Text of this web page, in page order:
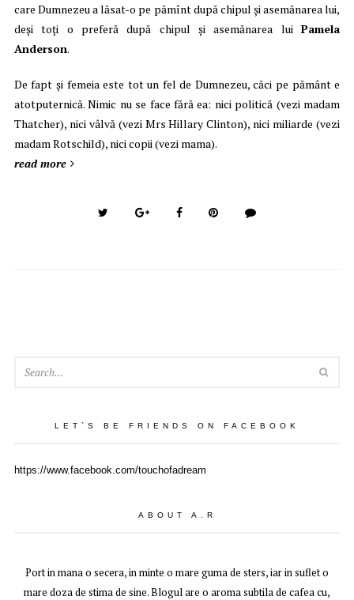
care Dumnezeu a lăsat-o pe pămînt după chipul şi asemănarea lui,
deşi toţi o preferă după chipul şi asemănarea luiPamela
Anderson.
De fapt şi femeia este tot un fel de Dumnezeu, căci pe pământ e
atotputernică. Nimic nu se face fără ea: nici politică (vezi madam
Thatcher), nici vâlvă (vezi Mrs Hillary Clinton), nici miliarde (vezi
madam Rotschild), nici copii (vezi mama).
read more
LET`S BE FRIENDS ON FACEBOOK
https://www.facebook.com/touchofadream
ABOUT A.R
Port in mana o secera, in minte o mare guma de sters, iar in suflet o
mare doza de stima de sine. Blogul are o aroma subtila de cafea cu,